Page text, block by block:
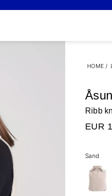
HOME /
Ribb
EUR
Sand